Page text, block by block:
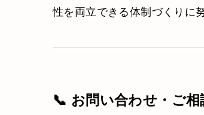
性を両立できる体制づくりに
📞 お問い合わせ・ご